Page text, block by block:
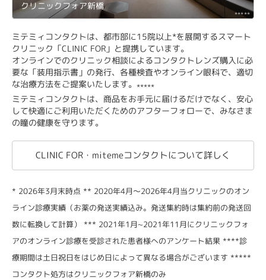
クリニックフォア新橋
*****
ミテミィコンタクトは、都市部に15院以上*を展開するスマート
クリニック「CLINIC FOR」と提携しています。
オンラインでのクリニック相談によるコンタクトレンズ購入に必
要な「装用指示書」の発行、各種検査やオンライン眼科で、適切
な治療方法をご提案いたします。 *****
ミテミィコンタクトは、商品をお手元に届けるだけでなく、安心
して快適にご利用いただくためのアフターフォローで、みなさま
の瞳の健康を守ります。
CLINIC FOR・mitemeコンタクトについて詳しく
* 2026年3月末時点 ** 2020年4月～2026年4月当クリニックのオン
ライン診療実績（お薬の発送実績込み。発送集約時は集約前の発送回
数に転換して計算） *** 2021年1月~2021年11月にクリニックフォ
アのオンライン診療を受診された患者様へのアンケート結果 ****診
療期間は土日祝日をはじめ日によって異なる場合がございます *****
コンタクト処方はクリニックフォア新橋のみ